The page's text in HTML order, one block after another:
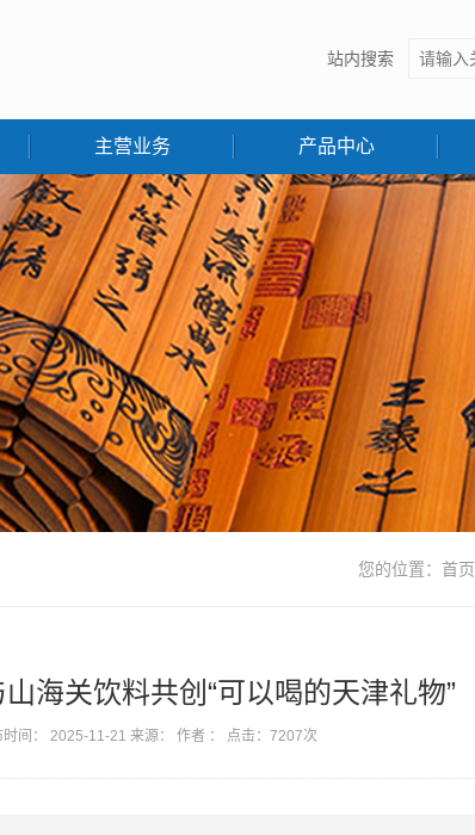
站内搜索
主营业务 产品中心
您的位置： 首页
海关饮料共创“可以喝的天津礼物”
时间： 2025-11-21 来源： 作者 ： 点击：7207次